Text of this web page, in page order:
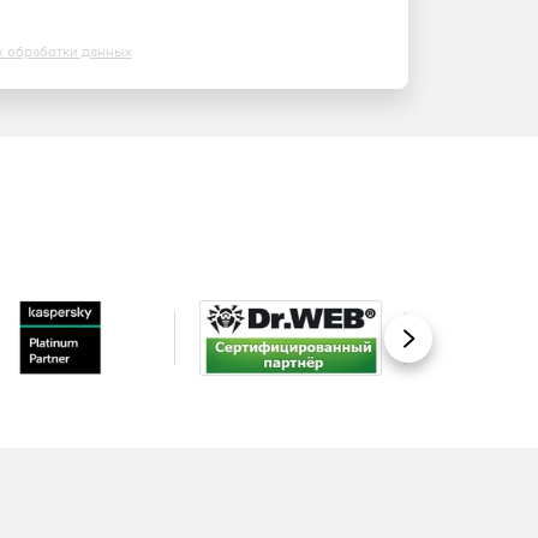
обработки данных
Вперед